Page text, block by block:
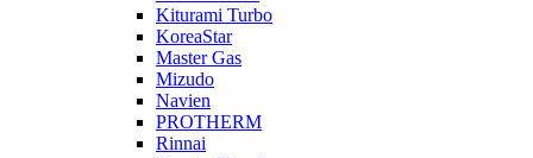
Kiturami Turbo
KoreaStar
Master Gas
Mizudo
Navien
PROTHERM
Rinnai